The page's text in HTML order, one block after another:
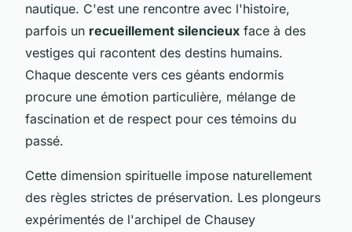
nautique. C'est une rencontre avec l'histoire,
parfois un recueillement silencieux face à des
vestiges qui racontent des destins humains.
Chaque descente vers ces géants endormis
procure une émotion particulière, mélange de
fascination et de respect pour ces témoins du
passé.
Cette dimension spirituelle impose naturellement
des règles strictes de préservation. Les plongeurs
expérimentés de l'archipel de Chausey